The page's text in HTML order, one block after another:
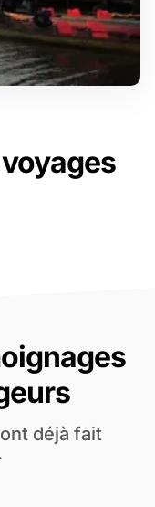
déjà fait